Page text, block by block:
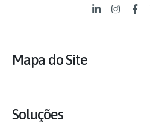
Mapa do Site
Soluções